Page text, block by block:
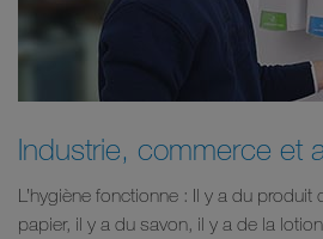
Industrie, commerce et
L’hygiène fonctionne : Il y a du
papier, il y a du savon, il y a de la